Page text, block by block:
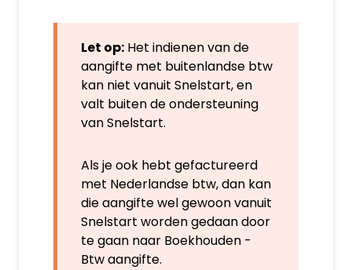
Let op: Het indienen van de
aangifte met buitenlandse btw
kan niet vanuit Snelstart, en
valt buiten de ondersteuning
van Snelstart.
Als je ook hebt gefactureerd
met Nederlandse btw, dan kan
die aangifte wel gewoon vanuit
Snelstart worden gedaan door
te gaan naar Boekhouden -
Btw aangifte.